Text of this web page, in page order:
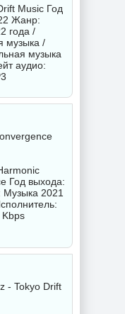
Music Год
Жанр:
года /
музыка /
музыка
аудио:
Год выхода:
2021
Kbps
- Tokyo Drift